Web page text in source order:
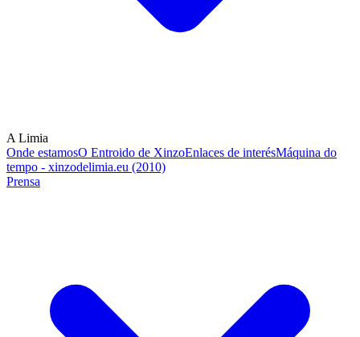
A Limia
Onde estamosO Entroido de XinzoEnlaces de interésMáquina do
tempo - xinzodelimia.eu (2010)
Prensa